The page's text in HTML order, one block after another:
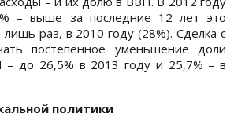
– выше за последние 12 лет это
раз, в 2010 году (28%). Сделка с
постепенное уменьшение доли
– до 26,5% в 2013 году и 25,7% – в
политики